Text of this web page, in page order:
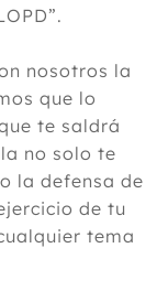
nosotros la
que lo
te saldrá
no solo te
la defensa de
de tu
tema